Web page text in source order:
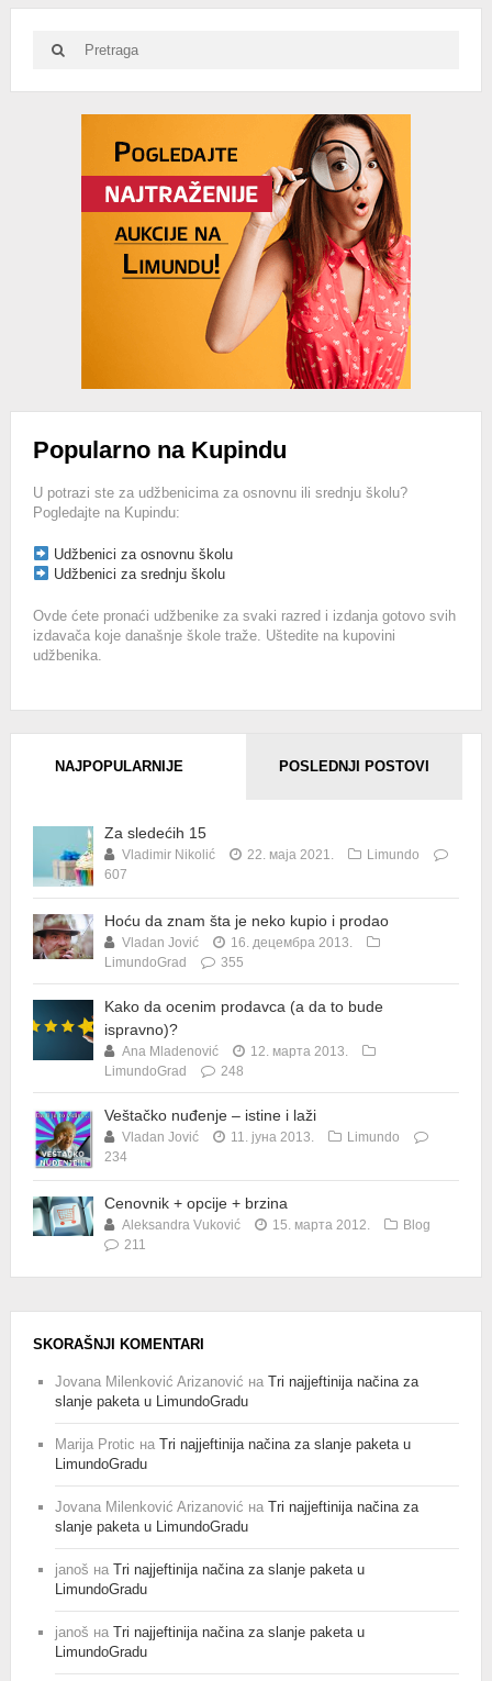
for:
Search
Popularno na Kupindu
U potrazi ste za udžbenicima za osnovnu ili srednju školu?
Pogledajte na Kupindu:
Udžbenici za osnovnu školu
Udžbenici za srednju školu
Ovde ćete pronaći udžbenike za svaki razred i izdanja gotovo svih
izdavača koje današnje škole traže. Uštedite na kupovini
udžbenika.
NAJPOPULARNIJE POSLEDNJI POSTOVI
Za sledećih 15
Vladimir Nikolić 22. маја 2021.
Limundo
607
Hoću da znam šta je neko kupio i prodao
Vladan Jović
16. децембра 2013.
LimundoGrad
355
Kako da ocenim prodavca (a da to bude
ispravno)?
Ana Mladenović
12. марта 2013.
LimundoGrad
248
Veštačko nuđenje – istine i laži
Vladan Jović 11. јуна 2013.
Limundo
234
Cenovnik + opcije + brzina
Aleksandra Vuković 15. марта 2012.
Blog
211
SKORAŠNJI KOMENTARI
Jovana Milenković Arizanović на Tri najjeftinija načina za
slanje paketa u LimundoGradu
Marija Protic на Tri najjeftinija načina za slanje paketa u
LimundoGradu
Jovana Milenković Arizanović на Tri najjeftinija načina za
slanje paketa u LimundoGradu
janoš на Tri najjeftinija načina za slanje paketa u
LimundoGradu
janoš на Tri najjeftinija načina za slanje paketa u
LimundoGradu